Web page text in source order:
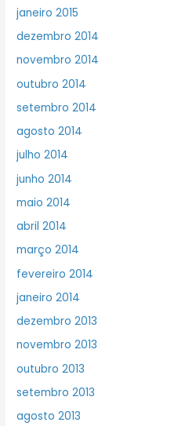
janeiro 2015
dezembro 2014
novembro 2014
outubro 2014
setembro 2014
agosto 2014
julho 2014
junho 2014
maio 2014
abril 2014
março 2014
fevereiro 2014
janeiro 2014
dezembro 2013
novembro 2013
outubro 2013
setembro 2013
agosto 2013